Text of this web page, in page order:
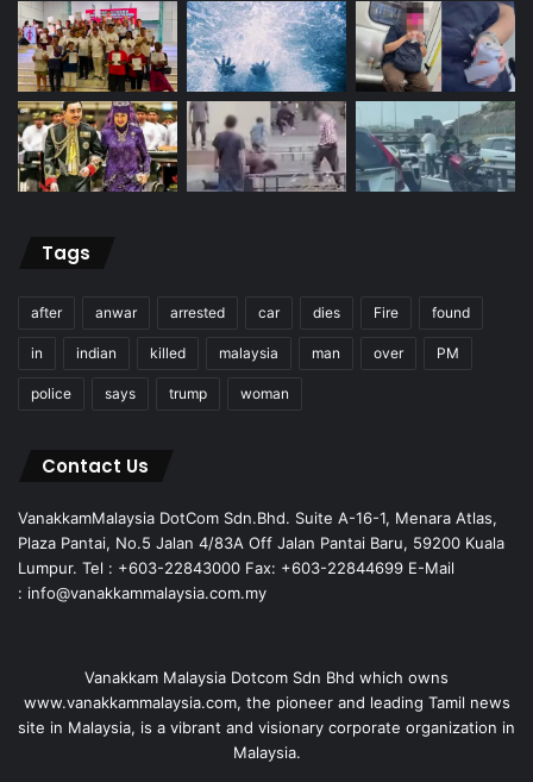
Tags
after anwar arrested car dies Fire found
in indian killed malaysia man over PM
police says trump woman
Contact Us
VanakkamMalaysia DotCom Sdn.Bhd. Suite A-16-1, Menara Atlas,
Plaza Pantai, No.5 Jalan 4/83A Off Jalan Pantai Baru, 59200 Kuala
Lumpur. Tel : +603-22843000 Fax: +603-22844699 E-Mail
: info@vanakkammalaysia.com.my
Vanakkam Malaysia Dotcom Sdn Bhd which owns
www.vanakkammalaysia.com, the pioneer and leading Tamil news
site in Malaysia, is a vibrant and visionary corporate organization in
Malaysia.